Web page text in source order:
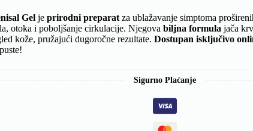
Gelje prirodni preparatza ublažavanje simptoma
otoka i poboljšanje cirkulacije. Njegova biljna formula jača
kože, pružajući dugoročne rezultate. Dostupan isključivo
Sigurno Plaćanje